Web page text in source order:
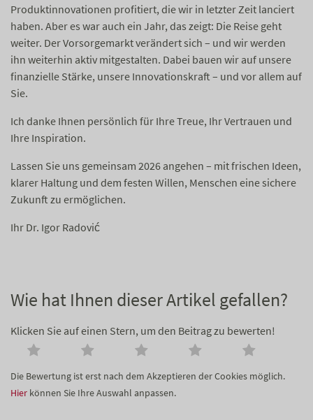
Produktinnovationen profitiert, die wir in letzter Zeit lanciert
haben. Aber es war auch ein Jahr, das zeigt: Die Reise geht
weiter. Der Vorsorgemarkt verändert sich – und wir werden
ihn weiterhin aktiv mitgestalten. Dabei bauen wir auf unsere
finanzielle Stärke, unsere Innovationskraft – und vor allem auf
Sie.
Ich danke Ihnen persönlich für Ihre Treue, Ihr Vertrauen und
Ihre Inspiration.
Lassen Sie uns gemeinsam 2026 angehen – mit frischen Ideen,
klarer Haltung und dem festen Willen, Menschen eine sichere
Zukunft zu ermöglichen.
Ihr Dr. Igor Radović
Wie hat Ihnen dieser Artikel gefallen?
Klicken Sie auf einen Stern, um den Beitrag zu bewerten!
Die Bewertung ist erst nach dem Akzeptieren der Cookies möglich.
Hier können Sie Ihre Auswahl anpassen.